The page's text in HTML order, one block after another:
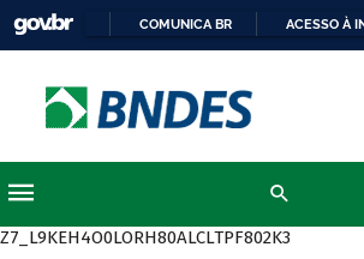
COMUNICA BR ACESSO À
Z7_L9KEH4O0LORH80ALCLTPF802K3